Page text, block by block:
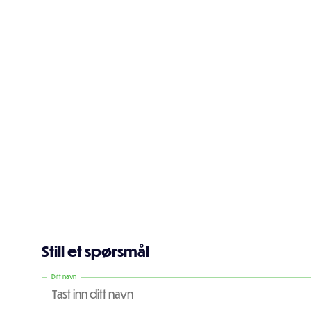
Still et spørsmål
Ditt navn